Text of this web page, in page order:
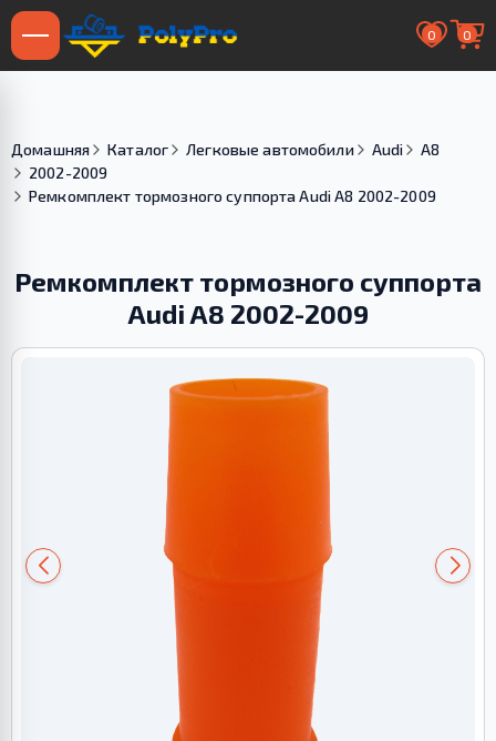
0 0
Домашняя Каталог Легковые автомобили Audi
A8
2002-2009
Ремкомплект тормозного суппорта Audi A8 2002-2009
Ремкомплект тормозного суппорта
Audi A8 2002-2009